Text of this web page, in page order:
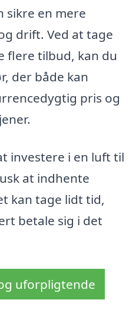
sikre en mere
drift. Ved at tage
flere tilbud, kan du
der både kan
pris og
investere i en luft til
at indhente
kan tage lidt tid,
betale sig i det
uforpligtende